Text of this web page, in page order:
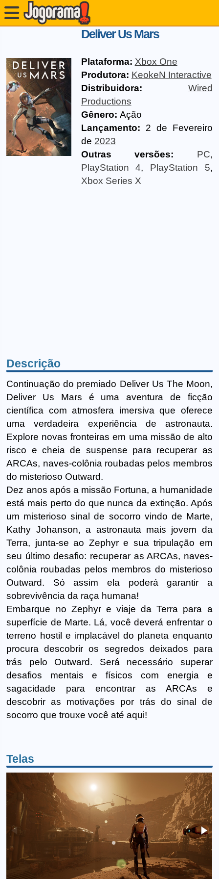
Deliver Us Mars
Plataforma: Xbox One
Produtora: KeokeN Interactive
Distribuidora:
Wired
Productions
Gênero: Ação
Lançamento: 2 de Fevereiro
de 2023
Outras versões:
PC,
PlayStation 4, PlayStation 5,
Xbox Series X
Descrição
Continuação do premiado Deliver Us The Moon,
Deliver Us Mars é uma aventura de ficção
científica com atmosfera imersiva que oferece
uma verdadeira experiência de astronauta.
Explore novas fronteiras em uma missão de alto
risco e cheia de suspense para recuperar as
ARCAs, naves-colônia roubadas pelos membros
do misterioso Outward.
Dez anos após a missão Fortuna, a humanidade
está mais perto do que nunca da extinção. Após
um misterioso sinal de socorro vindo de Marte,
Kathy Johanson, a astronauta mais jovem da
Terra, junta-se ao Zephyr e sua tripulação em
seu último desafio: recuperar as ARCAs, naves-
colônia roubadas pelos membros do misterioso
Outward. Só assim ela poderá garantir a
sobrevivência da raça humana!
Embarque no Zephyr e viaje da Terra para a
superfície de Marte. Lá, você deverá enfrentar o
terreno hostil e implacável do planeta enquanto
procura descobrir os segredos deixados para
trás pelo Outward. Será necessário superar
desafios mentais e físicos com energia e
sagacidade para encontrar as ARCAs e
descobrir as motivações por trás do sinal de
socorro que trouxe você até aqui!
Telas